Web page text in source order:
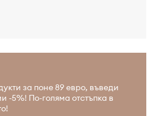
за поне 89 евро, въведи
-5%! По-голяма отстъпка в